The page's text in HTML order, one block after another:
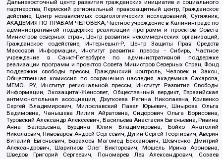
Дальневосточный центр развития гражданских инициатив и социального
партнерства, Пермский региональный правозащитный центр, Гражданское
действие, Центр независимых социологических исследований, Сутяжник,
АКАДЕМИЯ ПО ПРАВАМ ЧЕЛОВЕКА, Частное учреждение в Калининграде по
административной поддержке реализации программ и проектов Совета
Министров северных стран, Центр развития некоммерческих организаций,
Гражданское содействие, Интернешнл-Р, Центр Защиты Прав Средств
Массовой Информации, Институт развития прессы - Сибирь, Частное
учреждение в Санкт-Петербурге по административной поддержке
реализации программ и проектов Совета Министров Северных Стран, Фонд
поддержки свободы прессы, Гражданский контроль, Человек и Закон,
Общественная комиссия по сохранению наследия академика Сахарова,
МЕМО. РУ, Институт региональной прессы, Институт Развития Свободы
Информации, Экозащита!-Женсовет, Общественный вердикт, Евразийская
антимонопольная ассоциация, Дзугкоева Регина Николаевна, Кривенко
Сергей Владимирович, Милославский Павел Юрьевич, Шнырова Ольга
Вадимовна, Чанышева Лилия Айратовна, Сидорович Ольга Борисовна,
Туровский Александр Алексеевич, Васильева Анастасия Евгеньевна, Ривина
Анна Валерьевна, Бурдина Юлия Владимировна, Бойко Анатолий
Николаевич, Пивоваров Андрей Сергеевич, Дугин Сергей Георгиевич, Аверин
Виталий Евгеньевич, Барахоев Магомед Бекханович, Шевченко Дмитрий
Александрович, Шарипков Олег Викторович, Мошель Ирина Ароновна,
Шведов Григорий Сергеевич, Пономарев Лев Александрович, Созаев